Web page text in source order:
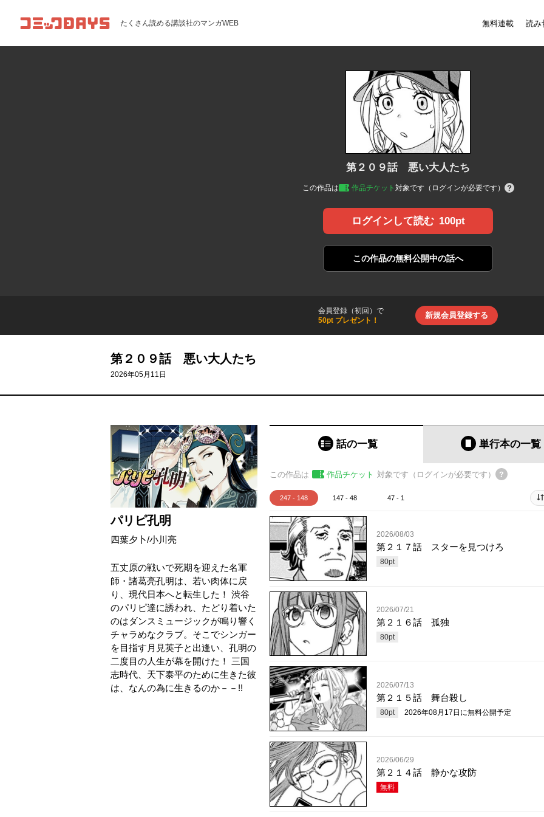
コミックDAYS たくさん読める講談社のマンガWEB 無料連載 読み
第２０９話 悪い大人たち
この作品は 作品チケット 対象です（ログインが必要です）
ログインして読む 100pt
この作品の無料公開中の話へ
会員登録（初回）で
50pt プレゼント！
新規会員登録する
第２０９話 悪い大人たち
2026年05月11日
パリピ孔明
四葉夕卜/小川亮
五丈原の戦いで死期を迎えた名軍
師・諸葛亮孔明は、若い肉体に戻
り、現代日本へと転生した！ 渋谷
のパリピ達に誘われ、たどり着いた
のはダンスミュージックが鳴り響く
チャラめなクラブ。そこでシンガー
を目指す月見英子と出逢い、孔明の
二度目の人生が幕を開けた！ 三国
志時代、天下泰平のために生きた彼
は、なんの為に生きるのか－－!!
話の一覧 単行本の一覧
この作品は 作品チケット 対象です（ログインが必要です）
247 - 148 147 - 48 47 - 1
2026/08/03
第２１７話 スターを見つけろ
80pt
2026/07/21
第２１６話 孤独
80pt
2026/07/13
第２１５話 舞台殺し
80pt 2026年08月17日 に無料公開予定
2026/06/29
第２１４話 静かな攻防
無料